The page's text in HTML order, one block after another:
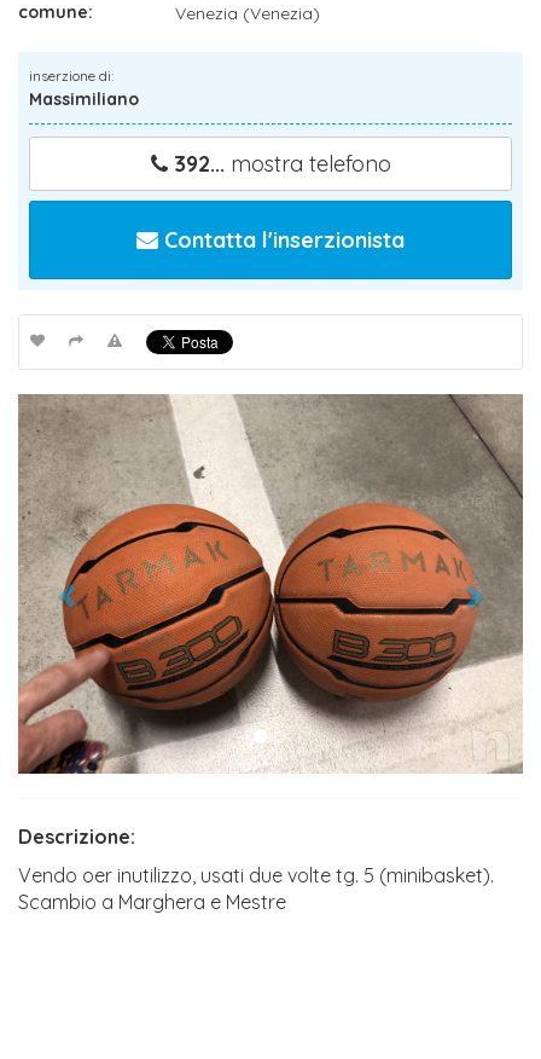
comune:
Venezia (Venezia)
inserzione di:
Massimiliano
392... mostra telefono
Contatta l'inserzionista
Descrizione:
Vendo oer inutilizzo, usati due volte tg. 5 (minibasket).
Scambio a Marghera e Mestre